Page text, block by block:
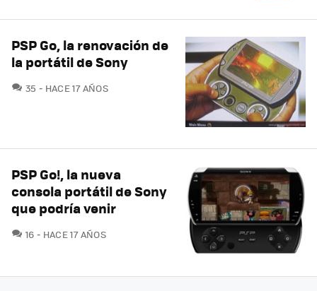
PSP Go, la renovación de
la portátil de Sony
35 COMENTARIOS
HACE 17 AÑOS
PSP Go!, la nueva
consola portátil de Sony
que podría venir
16 COMENTARIOS
HACE 17 AÑOS